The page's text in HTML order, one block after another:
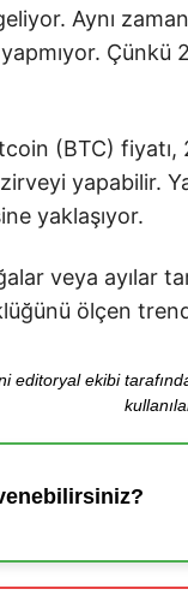
Aynı
Çünkü
(BTC) fiyatı,
yapabilir.
yaklaşıyor.
veya ayılar
ölçen
editoryal ekibi